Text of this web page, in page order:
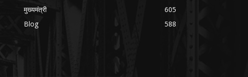
मुख्यमंत्री
605
Blog
588